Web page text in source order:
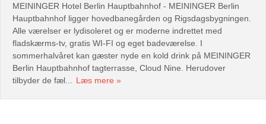
MEININGER Hotel Berlin Hauptbahnhof - MEININGER Berlin
Hauptbahnhof ligger hovedbanegården og Rigsdagsbygningen.
Alle værelser er lydisoleret og er moderne indrettet med
fladskærms-tv, gratis WI-FI og eget badeværelse. I
sommerhalvåret kan gæster nyde en kold drink på MEININGER
Berlin Hauptbahnhof tagterrasse, Cloud Nine. Herudover
tilbyder de fæl...
Læs mere